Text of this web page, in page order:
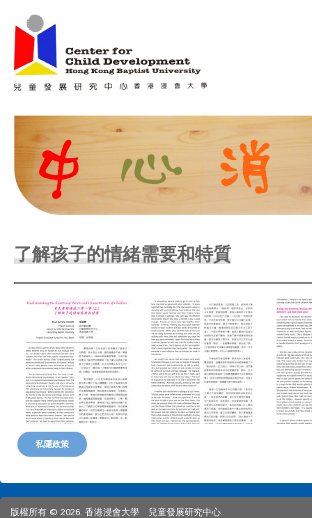
了解孩子的情緒需要和特質
私隱政策
Main menu
版權所有 © 2026. 香港浸會大學 兒童發展研究中心.